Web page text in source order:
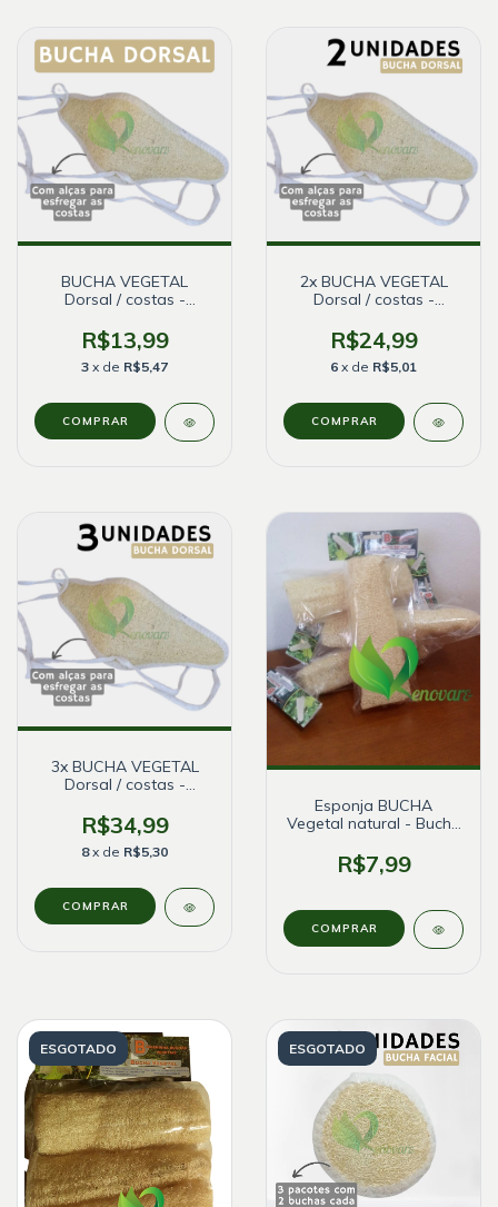
BUCHA VEGETAL
Dorsal / costas -
R$13,99
3 x de R$5,47
2x BUCHA VEGETAL
Dorsal / costas -
R$24,99
6 x de R$5,01
3x BUCHA VEGETAL
Dorsal / costas -
R$34,99
8 x de R$5,30
Esponja BUCHA
Vegetal natural - Bucha
R$7,99
ESGOTADO ESGOTADO